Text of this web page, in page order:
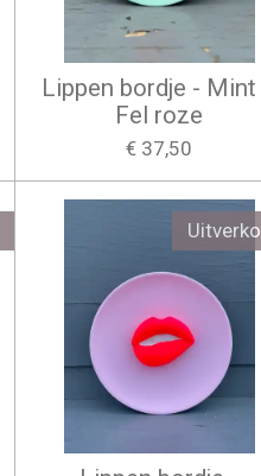
Lippen bordje - Mint
Fel roze
€ 37,50